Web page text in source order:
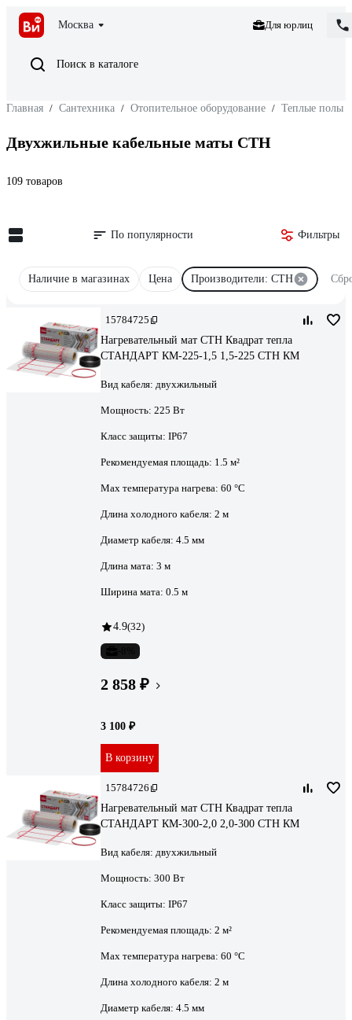
Москва Для юрлиц
Поиск в каталоге
Главная / Сантехника / Отопительное оборудование / Теплые полы
Двухжильные кабельные маты СТН
109 товаров
По популярности Фильтры
Наличие в магазинах Цена Производители: СТН
15784725
Нагревательный мат СТН Квадрат тепла
СТАНДАРТ КМ-225-1,5 1,5-225 СТН КМ
Вид кабеля: двухжильный
Мощность: 225 Вт
Класс защиты: IP67
Рекомендуемая площадь: 1.5 м²
Max температура нагрева: 60 °С
Длина холодного кабеля: 2 м
Диаметр кабеля: 4.5 мм
Длина мата: 3 м
Ширина мата: 0.5 м
4.9(32)
2 858 ₽
3 100 ₽
В корзину
15784726
Нагревательный мат СТН Квадрат тепла
СТАНДАРТ КМ-300-2,0 2,0-300 СТН КМ
Вид кабеля: двухжильный
Мощность: 300 Вт
Класс защиты: IP67
Рекомендуемая площадь: 2 м²
Max температура нагрева: 60 °С
Длина холодного кабеля: 2 м
Диаметр кабеля: 4.5 мм